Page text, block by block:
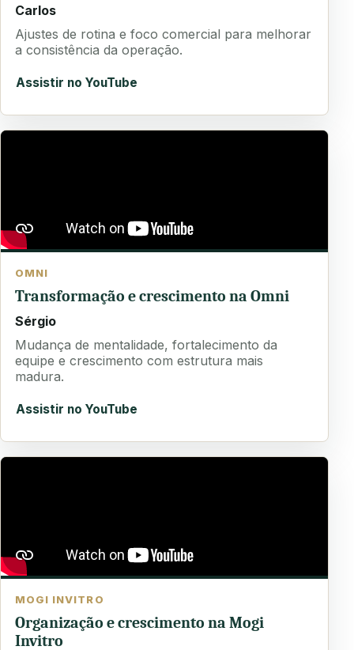
Carlos
Ajustes de rotina e foco comercial para melhorar
a consistência da operação.
Assistir no YouTube
OMNI
Transformação e crescimento na Omni
Sérgio
Mudança de mentalidade, fortalecimento da
equipe e crescimento com estrutura mais
madura.
Assistir no YouTube
MOGI INVITRO
Organização e crescimento na Mogi
Invitro